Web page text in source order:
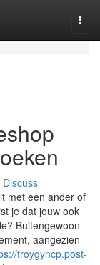
Discuss
met een ander of
je dat jouw ook
Buitengewoon
aangezien
troygyncp.post-